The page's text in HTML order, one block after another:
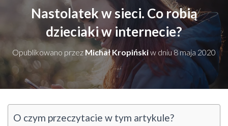
Nastolatek w sieci. Co robią
dzieciaki w internecie?
Opublikowano przez Michał Kropińskiw dniu8 maja 2020
O czym przeczytacie w tym artykule?